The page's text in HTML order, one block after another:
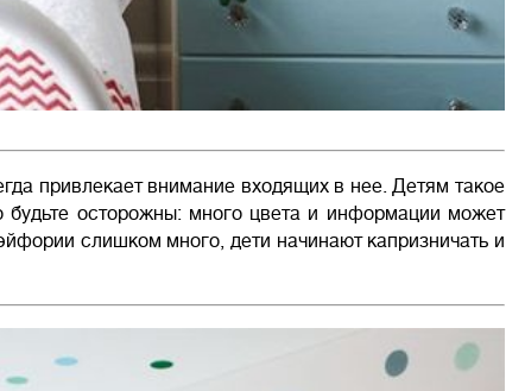
привлекает внимание входящих в нее. Детям такое
осторожны: много цвета и информации может
слишком много, дети начинают капризничать и